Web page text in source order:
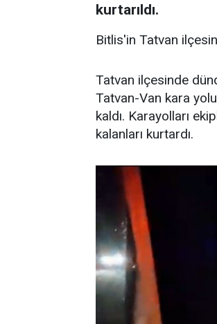
kurtarıldı.
Bitlis'in Tatvan
Tatvan ilçesinde
Tatvan-Van kara
kaldı. Karayolları
kalanları kurtardı.